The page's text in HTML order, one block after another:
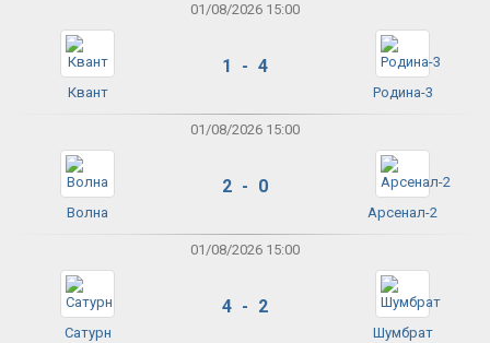
01/08/2026 15:00
Квант
1 - 4
Родина-3
01/08/2026 15:00
Волна
2 - 0
Арсенал-2
01/08/2026 15:00
Сатурн
4 - 2
Шумбрат